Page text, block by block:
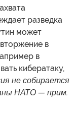
разведка
может
в
в
кибератаку,
не собирается
НАТО — прим.